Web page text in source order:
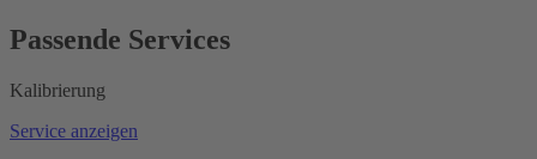
Passende Services
Kalibrierung
Service anzeigen